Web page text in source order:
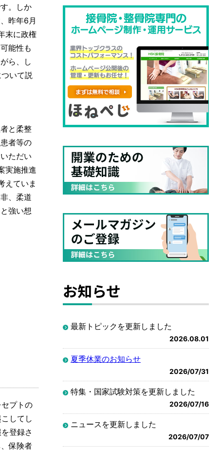
。しか
昨年6月
末に政権
能性も
ら、し
いて説
と柔整
者等の
ただい
実施推進
えていま
、柔道
強い想
プトの
してし
登録さ
保険者
お知らせ
最新トピックを更新しました
2026.08.01
夏季休業のお知らせ
2026/07/31
特集・国家試験対策を更新しました
2026/07/16
ニュースを更新しました
2026/07/07